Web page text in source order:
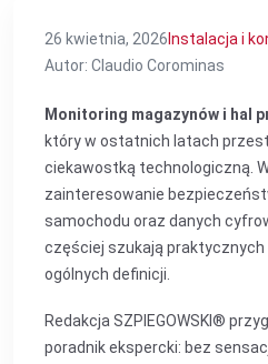
26 kwietnia, 2026 Instalacja i
Autor: Claudio Corominas
Monitoring magazynów i hal
który w ostatnich latach
ciekawostką technologiczną.
zainteresowanie
samochodu oraz danych
częściej szukają praktycznych
ogólnych definicji.
Redakcja SZPIEGOWSKI®
poradnik ekspercki: bez